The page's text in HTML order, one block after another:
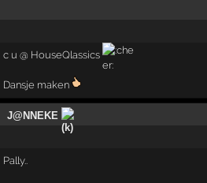
c u @ HouseQlassics
Dansje maken
J@NNEKE
Pally..